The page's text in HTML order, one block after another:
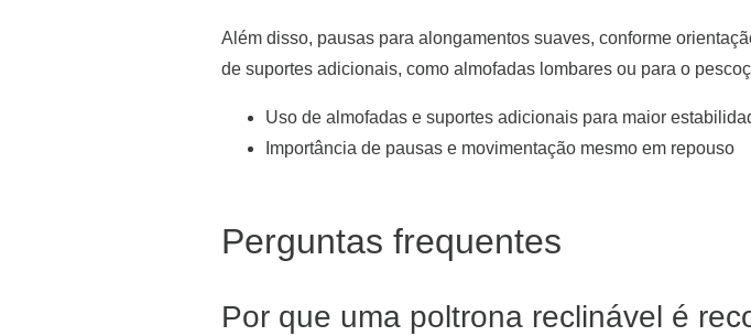
Além disso, pausas para alongamentos suaves, conforme
de suportes adicionais, como almofadas lombares ou para o
Uso de almofadas e suportes adicionais para maior
Importância de pausas e movimentação mesmo em repouso
Perguntas frequentes
Por que uma poltrona reclinável é